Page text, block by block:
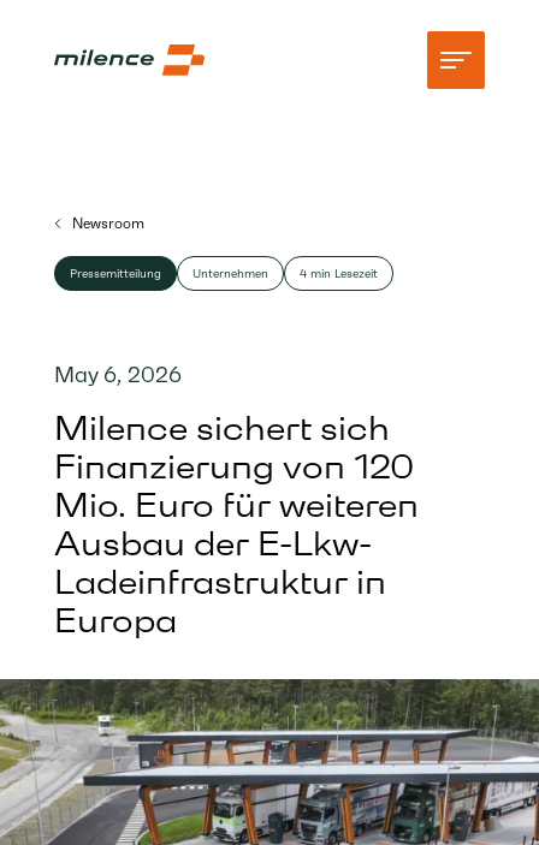
Netzwerk
Jetzt laden
Newsroom
Pressemitteilung Unternehmen 4 min Lesezeit
May 6, 2026
Milence sichert sich
Finanzierung von 120
Mio. Euro für weiteren
Ausbau der E-Lkw-
Ladeinfrastruktur in
Europa